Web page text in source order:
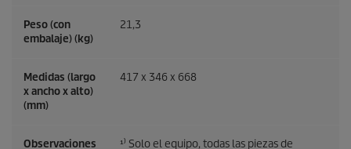
Peso (con
embalaje) (kg)
21,3
Medidas (largo
x ancho x alto)
(mm)
417 x 346 x 668
Observaciones ¹⁾ Solo el equipo, todas las piezas de